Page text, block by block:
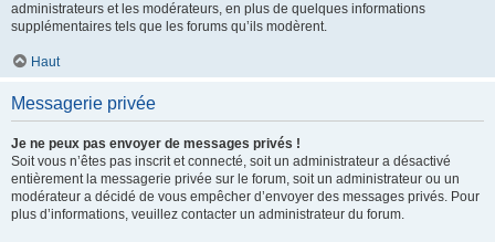
administrateurs et les modérateurs, en plus de quelques informations
supplémentaires tels que les forums qu’ils modèrent.
Haut
Messagerie privée
Je ne peux pas envoyer de messages privés !
Soit vous n’êtes pas inscrit et connecté, soit un administrateur a désactivé
entièrement la messagerie privée sur le forum, soit un administrateur ou un
modérateur a décidé de vous empêcher d’envoyer des messages privés. Pour
plus d’informations, veuillez contacter un administrateur du forum.